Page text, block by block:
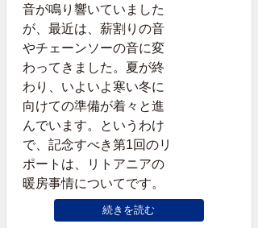
音が鳴り響いていました
が、最近は、薪割りの音
やチェーンソーの音に変
わってきました。夏が終
わり、いよいよ寒い冬に
向けての準備が着々と進
んでいます。というわけ
で、記念すべき第1回のリ
ポートは、リトアニアの
暖房事情についてです。
続きを読む